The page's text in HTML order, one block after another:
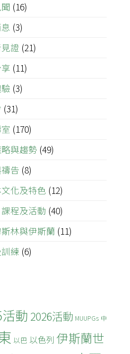
(16)
(3)
證 (21)
(11)
(3)
(31)
(170)
與趨勢 (49)
告 (8)
化及特色 (12)
程及活動 (40)
林與伊斯蘭 (11)
練 (6)
動 2026活動 MUUPGs 中
以巴 以色列 伊斯蘭世